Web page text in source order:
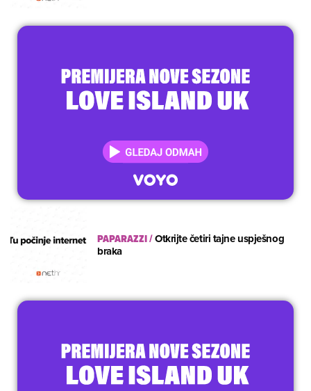
PAPARAZZI/Otkrijte četiri tajne uspješnog
braka